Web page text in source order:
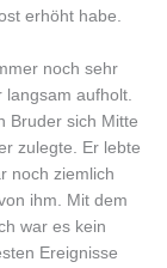
erhöht habe.
noch sehr
aufholt.
Bruder sich Mitte
zulegte. Er lebte
noch ziemlich
ihm. Mit dem
war es kein
Ereignisse